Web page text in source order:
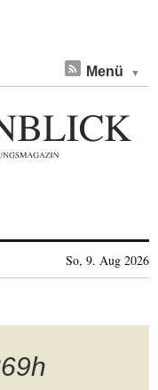
Menü
So, 9. Aug 2026